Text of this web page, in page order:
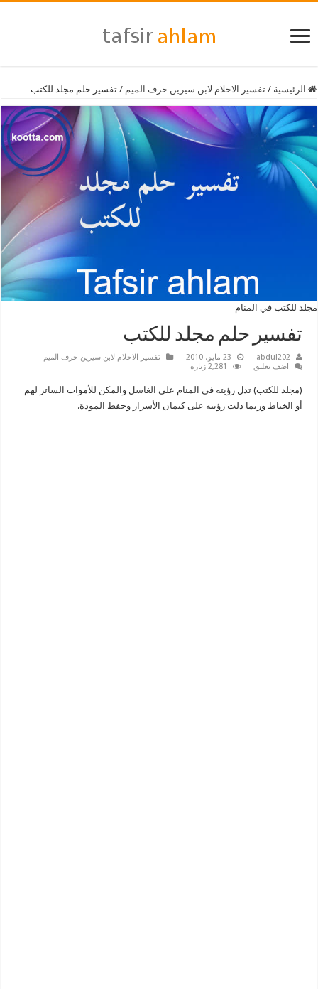
الرئيسية / تفسير الاحلام لابن سيرين حرف الميم / تفسير حلم مجلد للكتب
مجلد للكتب في المنام
تفسير حلم مجلد للكتب
abdul202 23 مايو، 2010
تفسير الاحلام لابن سيرين حرف الميم
اضف تعليق
2,281 زيارة
(مجلد للكتب) تدل رؤيته في المنام على الغاسل والمكن للأموات الساتر لهم
أو الخياط وربما دلت رؤيته على كتمان الأسرار وحفظ المودة.